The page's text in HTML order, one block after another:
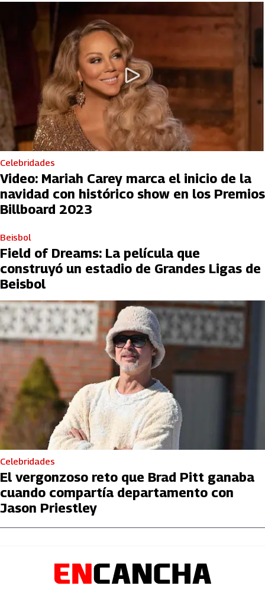
Celebridades
Video: Mariah Carey marca el inicio de la
navidad con histórico show en los Premios
Billboard 2023
Beisbol
Field of Dreams: La película que
construyó un estadio de Grandes Ligas de
Beisbol
Celebridades
El vergonzoso reto que Brad Pitt ganaba
cuando compartía departamento con
Jason Priestley